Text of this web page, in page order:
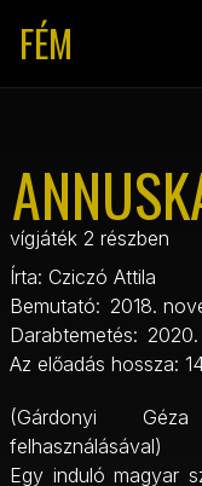
FÉM
vígjáték 2 részben
Írta: Cziczó Attila
Bemutató: 2018.
Darabtemetés:
Az előadás hossza:
(Gárdonyi
felhasználásával)
Egy induló magyar